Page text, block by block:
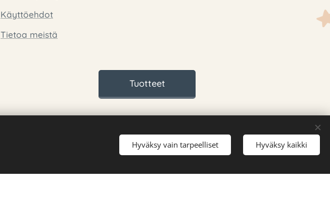
Käyttöehdot
Tietoa meistä
Tuotteet
Hyväksy vain tarpeelliset Hyväksy kaikki